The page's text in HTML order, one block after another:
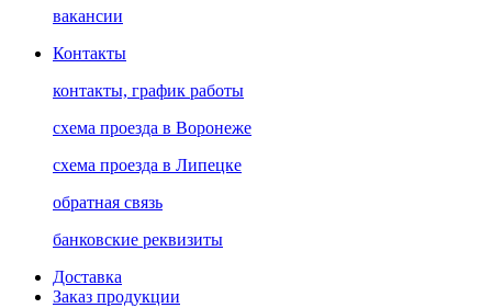
вакансии
Контакты
контакты, график работы
схема проезда в Воронеже
схема проезда в Липецке
обратная связь
банковские реквизиты
Доставка
Заказ продукции